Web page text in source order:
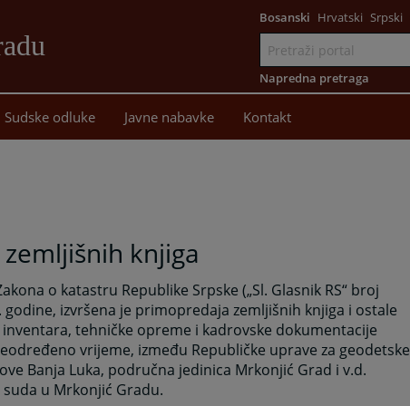
sadržaj
Bosanski Hrvatski Srpski
Napredna pretraga
Sudske odluke Javne nabavke Kontakt
knjiga
o katastru Republike Srpske („Sl. Glasnik RS“ broj
godine, izvršena je primopredaja zemljišnih knjiga i ostale
tehničke opreme i kadrovske dokumentacije
vrijeme, između Republičke uprave za geodetske
Banja Luka, područna jedinica Mrkonjić Grad i v.d.
u Mrkonjić Gradu.